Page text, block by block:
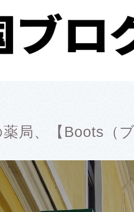
局、【Boots（ブ